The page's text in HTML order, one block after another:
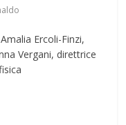
Ercoli-Finzi,
Vergani, direttrice